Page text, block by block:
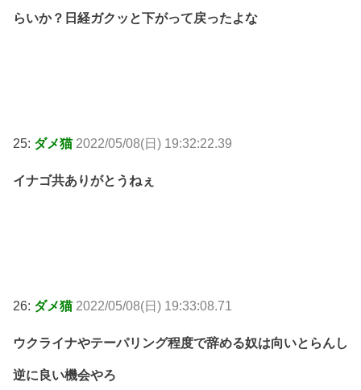
らいか？日経ガクッと下がって戻ったよな
25: ダメ猫 2022/05/08(日) 19:32:22.39
イナゴ共ありがとうねぇ
26: ダメ猫 2022/05/08(日) 19:33:08.71
ウクライナやテーパリング程度で辞める奴は向いとらんし
逆に良い機会やろ